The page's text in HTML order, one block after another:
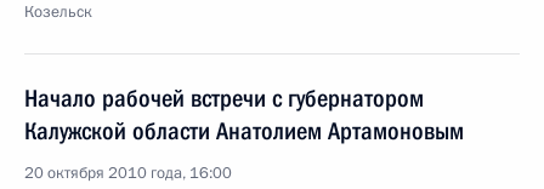
Козельск
Начало рабочей встречи с губернатором
Калужской области Анатолием Артамоновым
20 октября 2010 года, 16:00